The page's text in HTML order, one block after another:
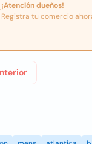
¡Atención dueños!
Registra tu comercio